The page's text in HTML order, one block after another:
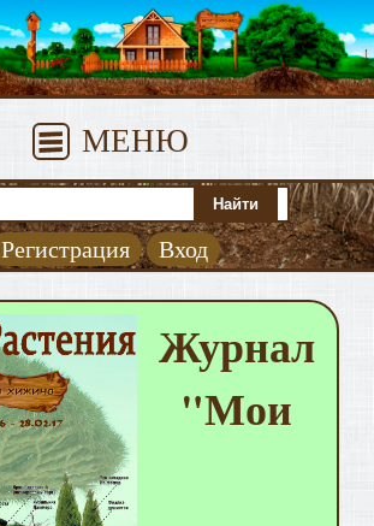
МЕНЮ
Регистрация Вход
Журнал
"Мои